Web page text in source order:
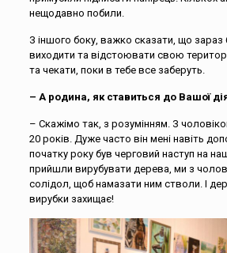
нещодавно побили.
З іншого боку, важко сказати, що зараз
виходити та відстоювати свою
та чекати, поки в тебе все заберуть.
– А родина, як ставиться до Вашої
– Скажімо так, з розумінням. З
20 років. Дуже часто він мені навіть
початку року був черговий наступ на
прийшли вирубувати дерева, ми з
солідол, щоб намазати ним стволи. І
вирубки захищає!